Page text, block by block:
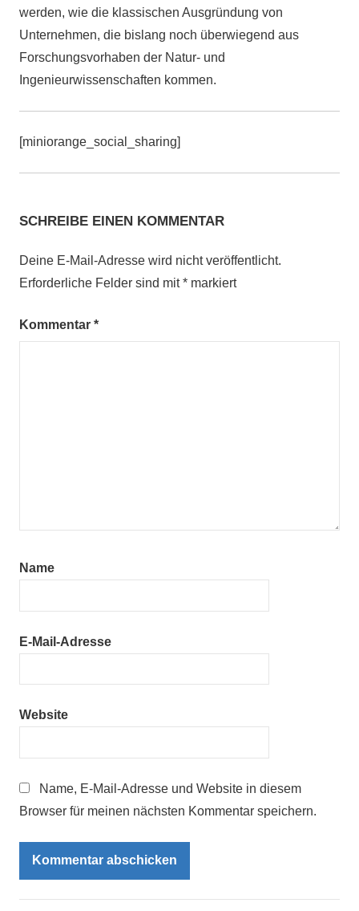
werden, wie die klassischen Ausgründung von
Unternehmen, die bislang noch überwiegend aus
Forschungsvorhaben der Natur- und
Ingenieurwissenschaften kommen.
[miniorange_social_sharing]
SCHREIBE EINEN KOMMENTAR
Deine E-Mail-Adresse wird nicht veröffentlicht.
Erforderliche Felder sind mit* markiert
Kommentar *
Name
E-Mail-Adresse
Website
Name, E-Mail-Adresse und Website in diesem
Browser für meinen nächsten Kommentar speichern.